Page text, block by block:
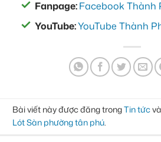
Fanpage:Facebook Thành
YouTube:YouTube Thành
Bài viết này được đăng trongTin tức
Lót Sàn phường tân phú.